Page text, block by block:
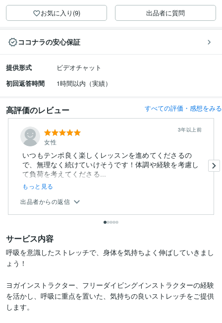
お気に入り(9) 出品者に質問
ココナラの安心保証
提供形式
ビデオチャット
初回返答時間
1時間以内（実績）
高評価のレビュー すべての評価・感想をみる
女性
3年以上前
いつもテンポ良く楽しくレッスンを進めてくださるの
で、無理なく続けていけそうです！体調や経験を考慮し
て負荷を考えてくださる...
もっと見る
出品者からの返信
サービス内容
呼吸を意識したストレッチで、身体を気持ちよく伸ばしていきまし
ょう！
ヨガインストラクター、フリーダイビングインストラクターの経験
を活かし、呼吸に重点を置いた、気持ちの良いストレッチをご提供
します。